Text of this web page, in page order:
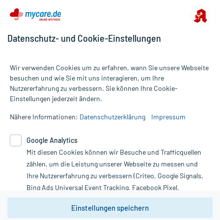
Alle Preise gelten inkl. MwSt., ggf. zzgl. Versandkosten
Informationen auf dieser Website werden ausschließlich für
die Untersuchung und Behandlung durch einen Arzt. Bitte
Therapien eingeleitet werden können. | Diese Webseite benutzt
Google Analytics. Lesen Sie bitte dazu die wichtigen Hinweise in
unserer Datenschutzerklärung. Für den Widerruf einer Bestellung
nutzen Sie das Formular:
Vertrag widerrufen
Datenschutz- und Cookie-Einstellungen
Wir verwenden Cookies um zu erfahren, wann Sie unsere Webseite
besuchen und wie Sie mit uns interagieren, um Ihre
Nutzererfahrung zu verbessern. Sie können Ihre Cookie-
Einstellungen jederzeit ändern.
Nähere Informationen: Datenschutzerklärung Impressum
Google Analytics
Mit diesen Cookies können wir Besuche und Trafficquellen
zählen, um die Leistung unserer Webseite zu messen und
Ihre Nutzererfahrung zu verbessern (Criteo, Google Signals,
Bing Ads Universal Event Tracking, Facebook Pixel,
Youtube-Social Plugin).
Einstellungen speichern